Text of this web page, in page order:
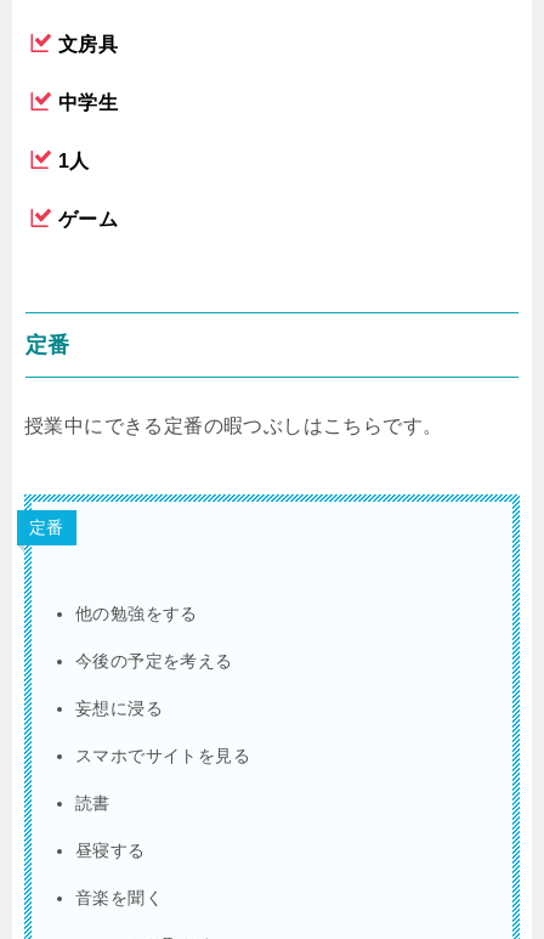
文房具
中学生
1人
ゲーム
定番
授業中にできる定番の暇つぶしはこちらです。
定番
他の勉強をする
今後の予定を考える
妄想に浸る
スマホでサイトを見る
読書
昼寝する
音楽を聞く